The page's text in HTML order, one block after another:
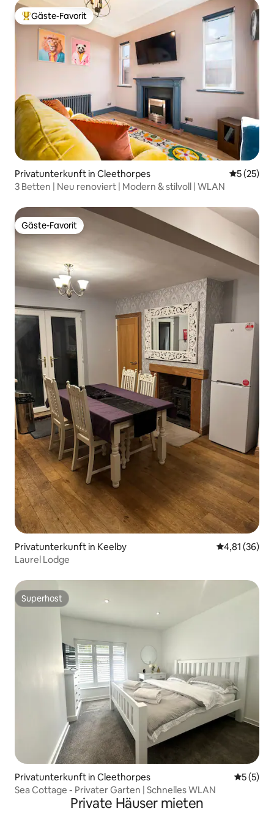
Beliebter Gäste-Favorit.
Gäste-Favorit
Privatunterkunft in Cleethorpes
5 (25)
3 Betten | Neu renoviert | Modern & stilvoll | WLAN
Gäste-Favorit
Gäste-Favorit
Privatunterkunft in Keelby
4,81 (36)
Laurel Lodge
Superhost
Superhost
Privatunterkunft in Cleethorpes
5 (5)
Sea Cottage - Privater Garten | Schnelles WLAN
Private Häuser mieten